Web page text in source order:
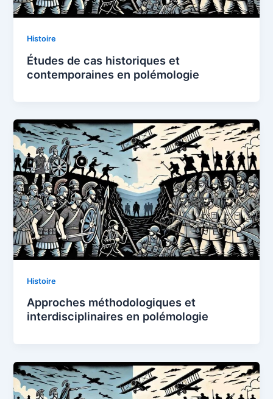
Histoire
Études de cas historiques et
contemporaines en polémologie
Histoire
Approches méthodologiques et
interdisciplinaires en polémologie